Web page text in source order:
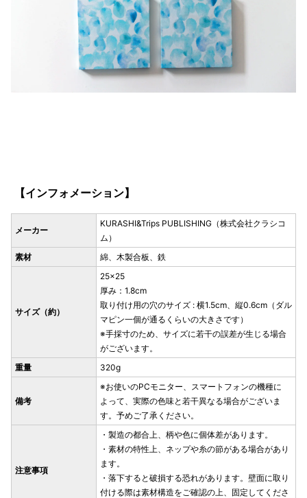
【インフォメーション】
メーカー
KURASHI&Trips PUBLISHING（株式会社クラシコ
ム）
素材
綿、木製合板、鉄
サイズ（約）
25×25
厚み：1.8cm
取り付け用の穴のサイズ : 横1.5cm、縦0.6cm（ダル
マピン一個が通るくらいの大きさです）
※手採寸のため、サイズに若干の誤差が生じる場合
がございます。
重量
320g
備考
※お使いのPCモニター、スマートフォンの機種に
よって、実際の色味と若干異なる場合がございま
す。予めご了承ください。
注意事項
・製造の都合上、柄や色に個体差があります。
・素材の特性上、ネップや糸の節がある場合があり
ます。
・落下すると破損する恐れがあります。壁面に取り
付ける際は素材構造をご確認の上、固定してくださ